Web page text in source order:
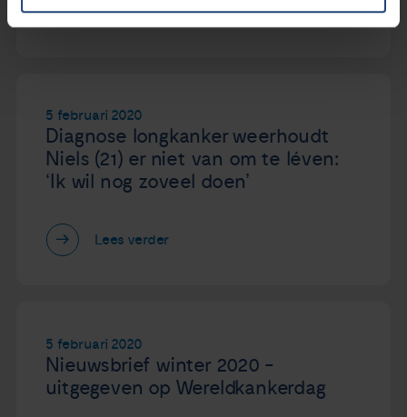
Lees verder
5 februari 2020
Diagnose longkanker weerhoudt
Niels (21) er niet van om te léven:
‘Ik wil nog zoveel doen’
Lees verder
5 februari 2020
Nieuwsbrief winter 2020 -
uitgegeven op Wereldkankerdag